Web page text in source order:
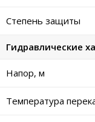
Степень защиты
Гидравлические
Напор, м
Температура